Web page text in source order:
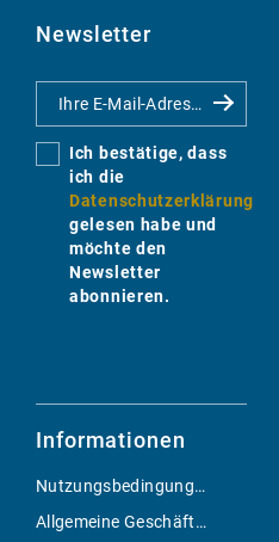
Newsletter
Ich bestätige, dass
ich die
Datenschutzerklärung
gelesen habe und
möchte den
Newsletter
abonnieren.
Informationen
Nutzungsbedingungen
Allgemeine Geschäftsbedingungen